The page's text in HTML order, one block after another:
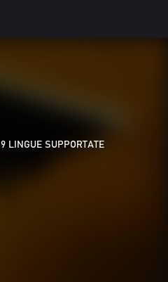
9 LINGUE SUPPORTATE